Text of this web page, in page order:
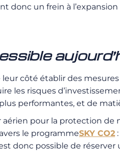
un frein à l’expansion
côté établir des
les risques
performantes, et de
pour la protection de
le programmeSKY CO2
donc possible de